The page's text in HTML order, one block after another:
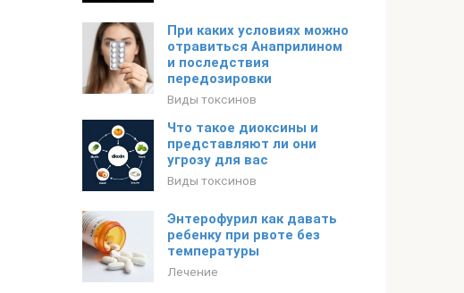
При каких условиях можно
отравиться Анаприлином
и последствия
передозировки
Виды токсинов
Что такое диоксины и
представляют ли они
угрозу для вас
Виды токсинов
Энтерофурил как давать
ребенку при рвоте без
температуры
Лечение